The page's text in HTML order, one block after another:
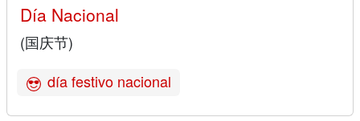
Día Nacional
(国庆节)
día festivo nacional